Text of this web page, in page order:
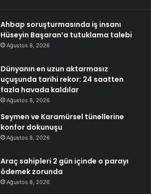
Ahbap soruşturmasında iş insanı
Hüseyin Başaran’a tutuklama talebi
Ağustos 8, 2026
Dünyanın en uzun aktarmasız
uçuşunda tarihi rekor: 24 saatten
fazla havada kaldılar
Ağustos 8, 2026
Seymen ve Karamürsel tünellerine
konfor dokunuşu
Ağustos 8, 2026
Araç sahipleri 2 gün içinde o parayı
ödemek zorunda
Ağustos 8, 2026